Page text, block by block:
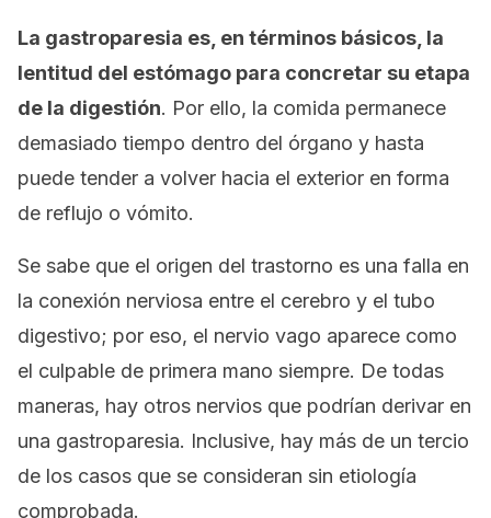
La gastroparesia es, en términos básicos, la
lentitud del estómago para concretar su etapa
de la digestión. Por ello, la comida permanece
demasiado tiempo dentro del órgano y hasta
puede tender a volver hacia el exterior en forma
de reflujo o vómito.
Se sabe que el origen del trastorno es una falla en
la conexión nerviosa entre el cerebro y el tubo
digestivo; por eso, el nervio vago aparece como
el culpable de primera mano siempre. De todas
maneras, hay otros nervios que podrían derivar en
una gastroparesia. Inclusive, hay más de un tercio
de los casos que se consideran sin etiología
comprobada.